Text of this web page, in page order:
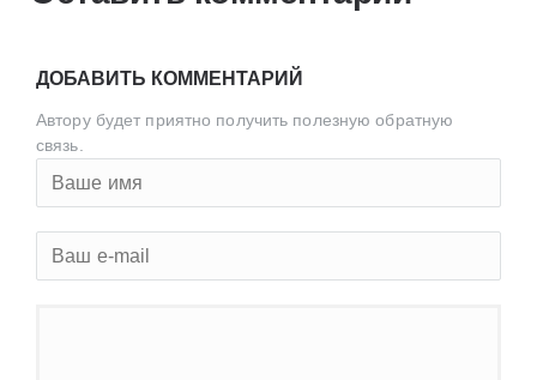
ДОБАВИТЬ КОММЕНТАРИЙ
Автору будет приятно получить полезную обратную
связь.